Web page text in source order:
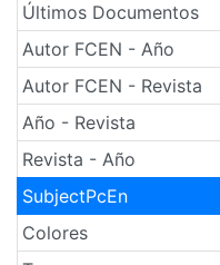
Últimos Documentos
Autor FCEN - Año
Autor FCEN - Revista
Año - Revista
Revista - Año
SubjectPcEn
Colores